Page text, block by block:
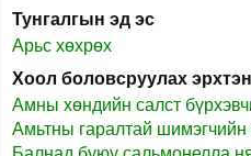
Тунгалгын эд эс
Арьс хөхрөх
Хоол боловсруулах эрхтэн
Амны хөндийн салст
Амьтны гаралтай